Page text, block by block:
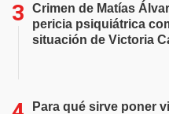
Crimen de Matías
pericia psiquiátrica
situación de Victoria
Para qué sirve poner